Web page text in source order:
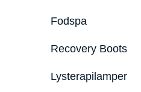
Fodspa
Recovery Boots
Lysterapilamper